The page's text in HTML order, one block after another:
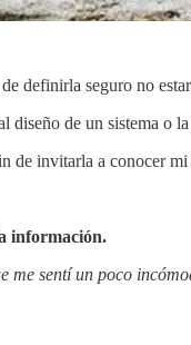
definirla seguro no
diseño de un sistema o
de invitarla a conocer mi
información.
me sentí un poco